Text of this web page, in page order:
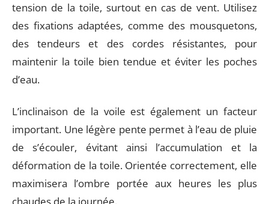
tension de la toile, surtout en cas de vent. Utilisez
des fixations adaptées, comme des mousquetons,
des tendeurs et des cordes résistantes, pour
maintenir la toile bien tendue et éviter les poches
d’eau.
L’inclinaison de la voile est également un facteur
important. Une légère pente permet à l’eau de pluie
de s’écouler, évitant ainsi l’accumulation et la
déformation de la toile. Orientée correctement, elle
maximisera l’ombre portée aux heures les plus
chaudes de la journée.